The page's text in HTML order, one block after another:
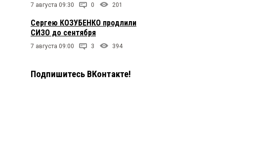
7 августа 09:30 0 201
Сергею КОЗУБЕНКО продлили
СИЗО до сентября
7 августа 09:00 3 394
Подпишитесь ВКонтакте!